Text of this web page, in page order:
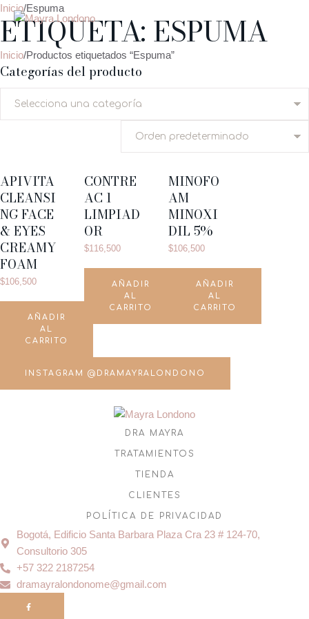
Inicio/Espuma
ETIQUETA: ESPUMA
Inicio/Productos etiquetados “Espuma”
Categorías del producto
APIVITA
CLEANSI
NG FACE
& EYES
CREAMY
FOAM
$106,500
AÑADIR
AL
CARRITO
CONTRE
AC 1
LIMPIAD
OR
$116,500
AÑADIR
AL
CARRITO
MINOFO
AM
MINOXI
DIL 5%
$106,500
AÑADIR
AL
CARRITO
INSTAGRAM @DRAMAYRALONDONO
DRA MAYRA
TRATAMIENTOS
TIENDA
CLIENTES
POLÍTICA DE PRIVACIDAD
Bogotá, Edificio Santa Barbara Plaza Cra 23 # 124-70,
Consultorio 305
+57 322 2187254
dramayralondonome@gmail.com